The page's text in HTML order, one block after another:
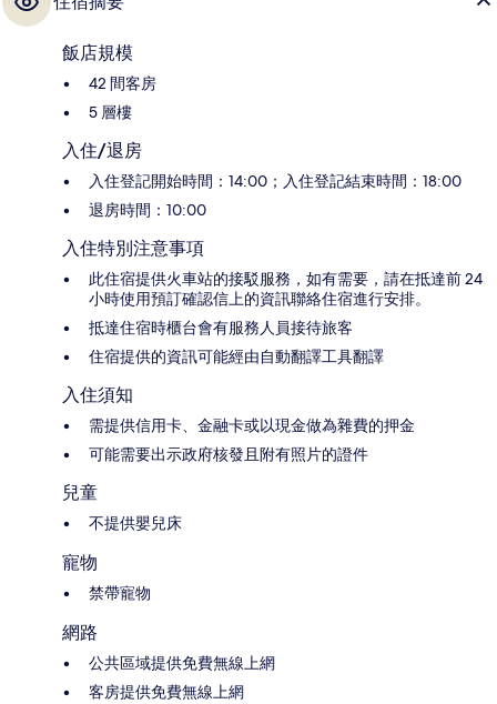
飯店規模
42 間客房
5 層樓
入住/退房
入住登記開始時間：14:00；入住登記結束時間：18:00
退房時間：10:00
入住特別注意事項
此住宿提供火車站的接駁服務，如有需要，請在抵達前 24
小時使用預訂確認信上的資訊聯絡住宿進行安排。
抵達住宿時櫃台會有服務人員接待旅客
住宿提供的資訊可能經由自動翻譯工具翻譯
入住須知
需提供信用卡、金融卡或以現金做為雜費的押金
可能需要出示政府核發且附有照片的證件
兒童
不提供嬰兒床
寵物
禁帶寵物
網路
公共區域提供免費無線上網
客房提供免費無線上網